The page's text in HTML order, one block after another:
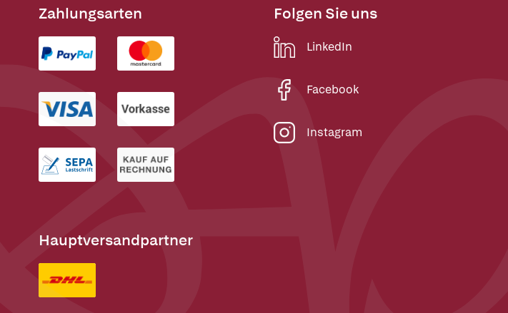
Zahlungsarten
Hauptversandpartner
Folgen Sie uns
LinkedIn
Facebook
Instagram